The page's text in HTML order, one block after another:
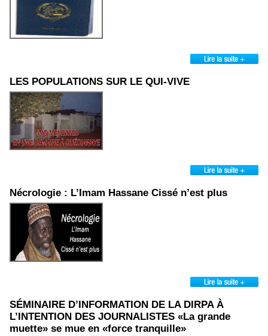
LES POPULATIONS SUR LE QUI-VIVE
Nécrologie : L’Imam Hassane Cissé n’est plus
SÉMINAIRE D’INFORMATION DE LA DIRPA À
L’INTENTION DES JOURNALISTES «La grande
muette» se mue en «force tranquille»